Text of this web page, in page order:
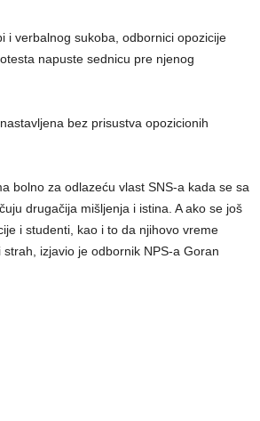
i verbalnog sukoba, odbornici opozicije
napuste sednicu pre njenog
bez prisustva opozicionih
bolno za odlazeću vlast SNS-a kada se sa
drugačija mišljenja i istina. A ako se još
i studenti, kao i to da njihovo vreme
izjavio je odbornik NPS-a Goran